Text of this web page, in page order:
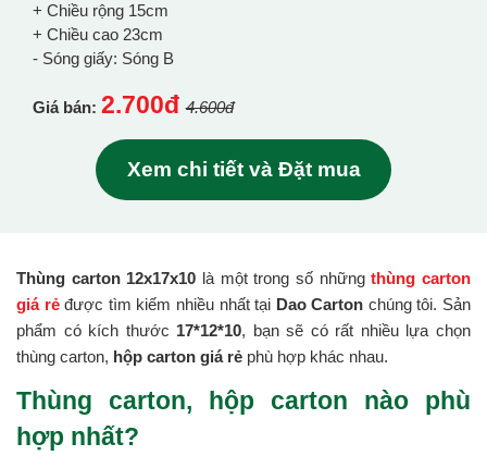
+ Chiều rộng 15cm
+ Chiều cao 23cm
- Sóng giấy: Sóng B
Giá bán: 2.700đ 4.600đ
Xem chi tiết và Đặt mua
Thùng carton 12x17x10 là một trong số nhữngthùng carton
giá rẻđược tìm kiếm nhiều nhất tại Dao Carton chúng tôi. Sản
phẩm có kích thước 17*12*10, bạn sẽ có rất nhiều lựa chọn
thùng carton, hộp carton giá rẻ phù hợp khác nhau.
Thùng carton, hộp carton nào phù
hợp nhất?